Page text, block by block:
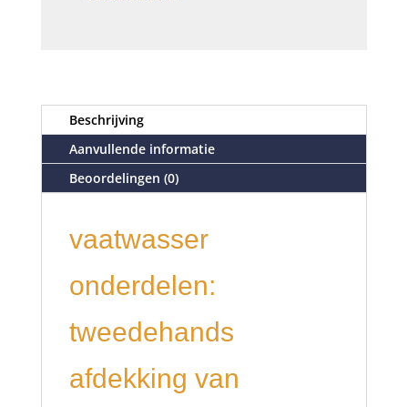
Beschrijving
Aanvullende informatie
Beoordelingen (0)
vaatwasser
onderdelen:
tweedehands
afdekking van